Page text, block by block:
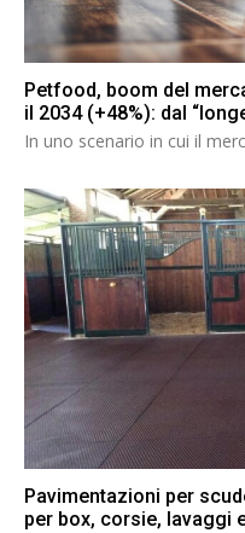
Petfood, boom del
il 2034 (+48%): dal
In uno scenario in cui il
Pavimentazioni per
per box, corsie, lavaggi